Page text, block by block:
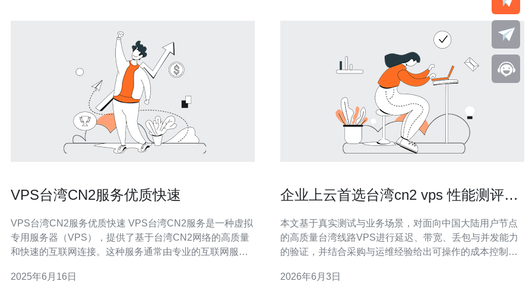
VPS台湾CN2服务优质快速
VPS台湾CN2服务优质快速 VPS台湾CN2服务是一种虚拟
专用服务器（VPS），提供了基于台湾CN2网络的高质量
和快速的互联网连接。这种服务通常由专业的互联网服务
求。 VPS台湾CN2服务具有以下优势： 稳定性：台湾CN2
2025年6月16日
企业上云首选台湾cn2 vps 性能测评与
本文基于真实测试与业务场景，对面向中国大陆用户节点
的高质量台湾线路VPS进行延迟、带宽、丢包与并发能力
的验证，并结合采购与运维经验给出可操作的成本控制建
能表现如何? 通过对多台样机在不同时间段和不同带宽包
2026年6月3日